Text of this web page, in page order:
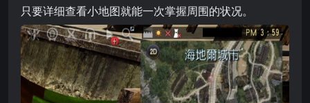
只要详细查看小地图就能一次掌握周围的状况。